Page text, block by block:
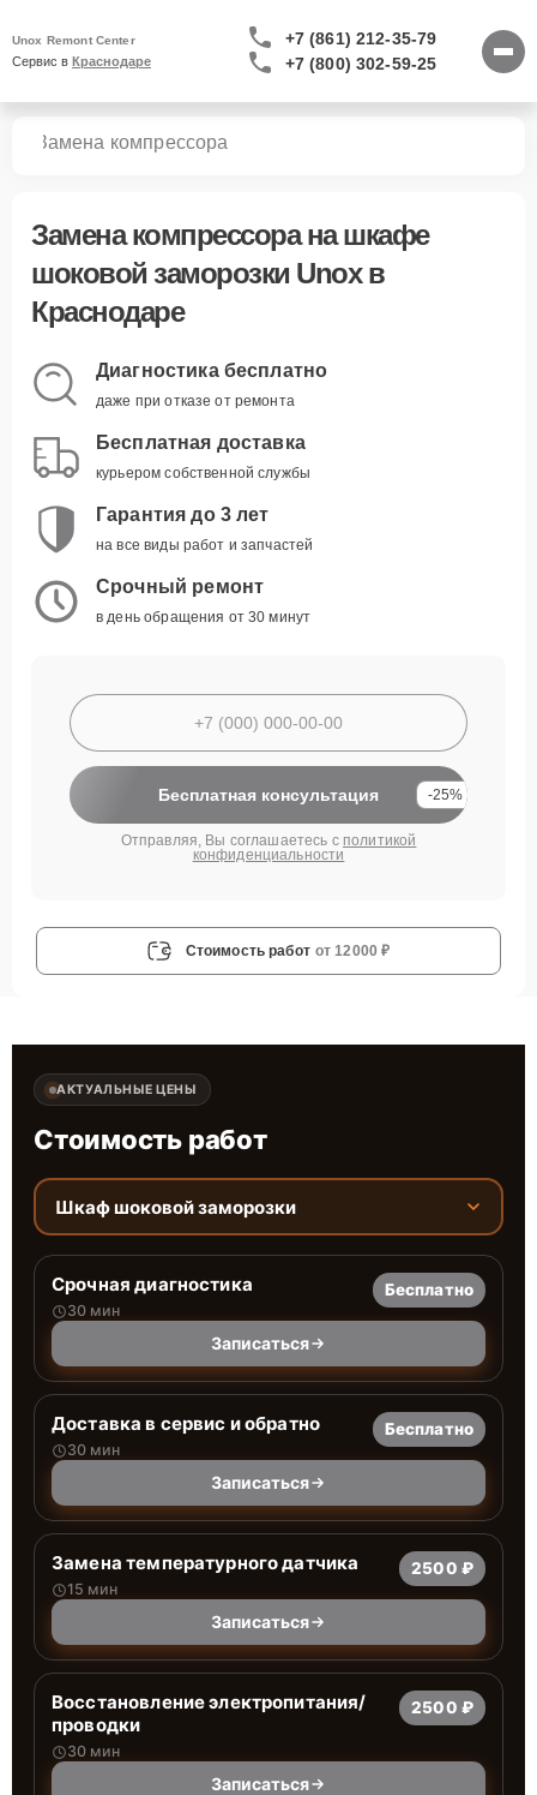
Unox Remont Center
Сервис в Краснодаре
+7 (861) 212-35-79
+7 (800) 302-59-25
Замена компрессора
Замена компрессорана шкафе
шоковой заморозки Unox в
Краснодаре
Диагностика бесплатно
даже при отказе от ремонта
Бесплатная доставка
курьером собственной службы
Гарантия до 3 лет
на все виды работ и запчастей
Срочный ремонт
в день обращения от 30 минут
Бесплатная консультация -25%
Отправляя, Вы соглашаетесь с политикой
конфиденциальности
Стоимость работ от 12000 ₽
АКТУАЛЬНЫЕ ЦЕНЫ
Стоимость работ
Шкаф шоковой заморозки
Срочная диагностика
30 мин
Бесплатно
Записаться
Доставка в сервис и обратно
30 мин
Бесплатно
Записаться
Замена температурного датчика
15 мин
2500 ₽
Записаться
Восстановление электропитания/
проводки
30 мин
2500 ₽
Записаться